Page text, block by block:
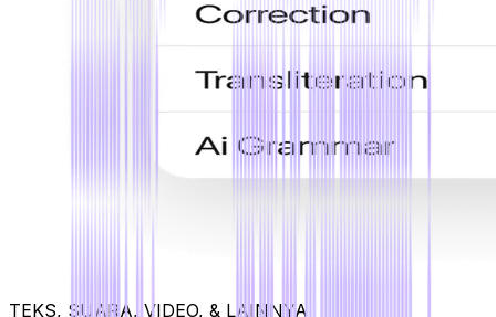
TEKS, SUARA, VIDEO, & LAINNYA